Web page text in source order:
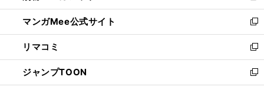
開
く
ン
ド
ウ
で
開
く
ウ
ィ
ン
ド
ウ
で
開
し
い
ウ
ィ
ン
ド
ウ
マンガMee公式サイト
新
し
い
ウ
ィ
ン
リマコミ
新
し
い
ウ
ジャンプTOON
新
し